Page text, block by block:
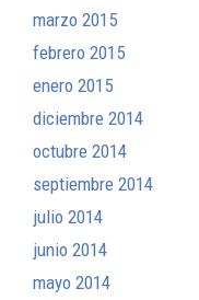
marzo 2015
febrero 2015
enero 2015
diciembre 2014
octubre 2014
septiembre 2014
julio 2014
junio 2014
mayo 2014